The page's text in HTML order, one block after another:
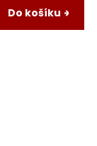
Do košíku